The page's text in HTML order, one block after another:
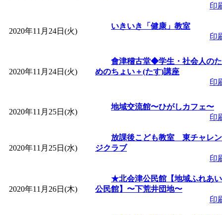
印
2020年11月24日(火)
いきいき「健康」教室
印
2020年11月24日(火)
會津稽古堂◆学生・社会人のた
めのちょい＋(たす)講座
印
2020年11月25日(水)
地域交流館〜ひがしカフェ〜
印
2020年11月25日(水)
放課後こども教室 東チャレン
ジクラブ
印
2020年11月26日(木)
★北会津公民館【地域ふれあい
公民館】〜下荒井団地〜
印